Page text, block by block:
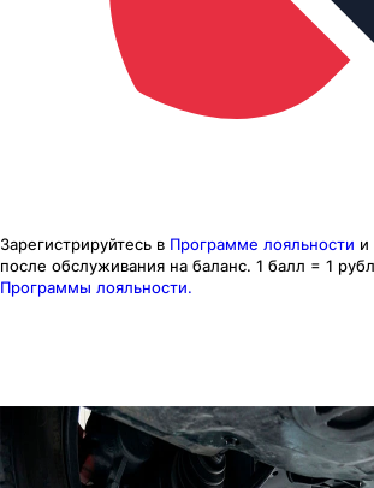
Зарегистрируйтесь в Программе лояльности и
после обслуживания на баланс. 1 балл = 1
Программы лояльности.